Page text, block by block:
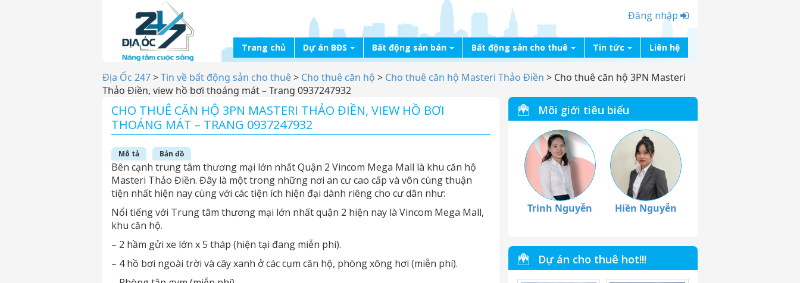
Đăng nhập
Trang chủ Dự án BĐS Bất động sản bán Bất động sản cho thuê Tin tức Liên hệ
Địa Ốc 247>Tin về bất động sản cho thuê> Cho thuê căn hộ > Cho thuê căn hộ Masteri Thảo Điền > Cho thuê căn hộ 3PN Masteri
Thảo Điền, view hồ bơi thoáng mát – Trang 0937247932
CHO THUÊ CĂN HỘ 3PN MASTERI THẢO ĐIỀN, VIEW HỒ BƠI
THOÁNG MÁT – TRANG 0937247932
Mô tả Bản đồ
Bên cạnh trung tâm thương mại lớn nhất Quận 2 Vincom Mega Mall là khu căn hộ
Masteri Thảo Điền. Đây là một trong những nơi an cư cao cấp và vôn cùng thuận
tiện nhất hiện nay cùng với các tiện ích hiện đại dành riêng cho cư dân như:
Nổi tiếng với Trung tâm thương mại lớn nhất quận 2 hiện nay là Vincom Mega Mall,
khu căn hộ.
– 2 hầm gửi xe lớn x 5 tháp (hiện tại đang miễn phí).
– 4 hồ bơi ngoài trời và cây xanh ở các cụm căn hộ, phòng xông hơi (miễn phí).
Môi giới tiêu biểu
Trinh Nguyễn Hiền Nguyễn
Dự án cho thuê hot!!!